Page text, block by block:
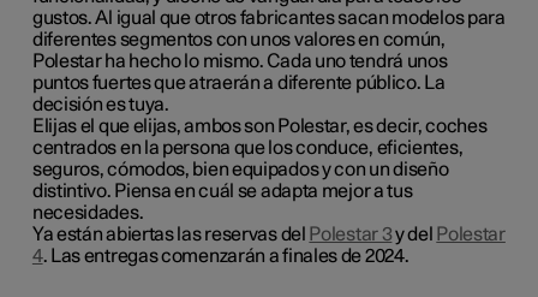
gustos. Al igual que otros fabricantes sacan modelos para
diferentes segmentos con unos valores en común,
Polestar ha hecho lo mismo. Cada uno tendrá unos
puntos fuertes que atraerán a diferente público. La
decisión es tuya.
Elijas el que elijas, ambos son Polestar, es decir, coches
centrados en la persona que los conduce, eficientes,
seguros, cómodos, bien equipados y con un diseño
distintivo. Piensa en cuál se adapta mejor a tus
necesidades.
Ya están abiertas las reservas del Polestar 3y del Polestar
4. Las entregas comenzarán a finales de 2024.